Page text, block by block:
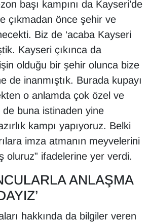
başı kampını da Kayseri’de
çıkmadan önce şehir ve
Biz de ‘acaba Kayseri
Kayseri çıkınca da
olduğu bir şehir olunca bize
de inanmıştık. Burada kupayı
o anlamda çok özel ve
buna istinaden yine
kampı yapıyoruz. Belki
imza atmanın meyvelerini
oluruz” ifadelerine yer verdi.
ANLAŞMA
hakkında da bilgiler veren